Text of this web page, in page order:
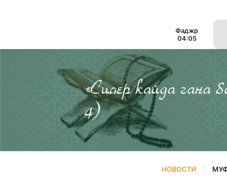
Фаджр
04:05
«Силер кайда гана
4)
НОВОСТИ